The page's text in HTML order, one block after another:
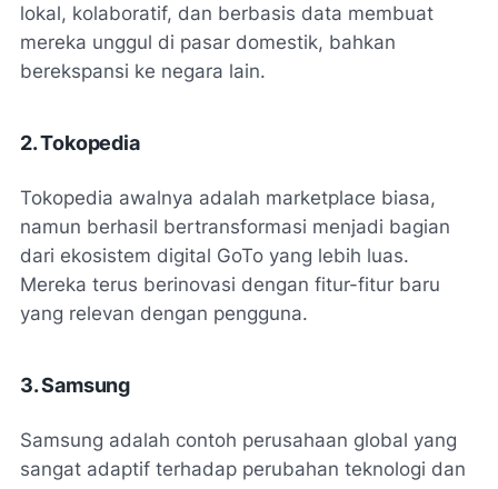
lokal, kolaboratif, dan berbasis data membuat
mereka unggul di pasar domestik, bahkan
berekspansi ke negara lain.
2. Tokopedia
Tokopedia awalnya adalah marketplace biasa,
namun berhasil bertransformasi menjadi bagian
dari ekosistem digital GoTo yang lebih luas.
Mereka terus berinovasi dengan fitur-fitur baru
yang relevan dengan pengguna.
3. Samsung
Samsung adalah contoh perusahaan global yang
sangat adaptif terhadap perubahan teknologi dan